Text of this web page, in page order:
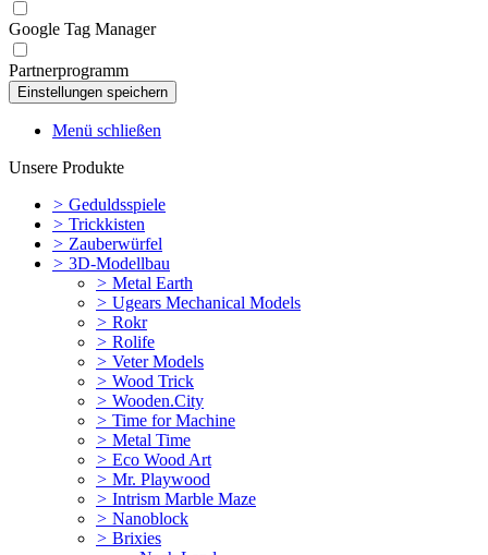
Google Tag Manager
Partnerprogramm
Menü schließen
Unsere Produkte
> Geduldsspiele
> Trickkisten
> Zauberwürfel
> 3D-Modellbau
> Metal Earth
> Ugears Mechanical Models
> Rokr
> Rolife
> Veter Models
> Wood Trick
> Wooden.City
> Time for Machine
> Metal Time
> Eco Wood Art
> Mr. Playwood
> Intrism Marble Maze
> Nanoblock
> Brixies